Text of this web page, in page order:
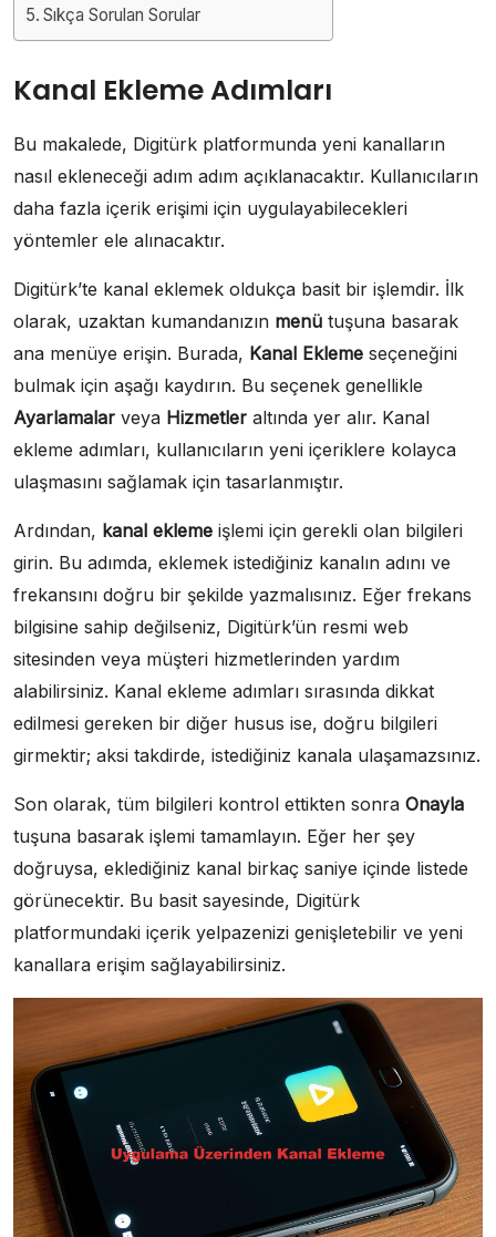
Sıkça Sorulan Sorular
Kanal Ekleme Adımları
Bu makalede, Digitürk platformunda yeni kanalların
nasıl ekleneceği adım adım açıklanacaktır. Kullanıcıların
daha fazla içerik erişimi için uygulayabilecekleri
yöntemler ele alınacaktır.
Digitürk’te kanal eklemek oldukça basit bir işlemdir. İlk
olarak, uzaktan kumandanızın menü tuşuna basarak
ana menüye erişin. Burada, Kanal Ekleme seçeneğini
bulmak için aşağı kaydırın. Bu seçenek genellikle
Ayarlamalar veya Hizmetler altında yer alır. Kanal
ekleme adımları, kullanıcıların yeni içeriklere kolayca
ulaşmasını sağlamak için tasarlanmıştır.
Ardından, kanal ekleme işlemi için gerekli olan bilgileri
girin. Bu adımda, eklemek istediğiniz kanalın adını ve
frekansını doğru bir şekilde yazmalısınız. Eğer frekans
bilgisine sahip değilseniz, Digitürk’ün resmi web
sitesinden veya müşteri hizmetlerinden yardım
alabilirsiniz. Kanal ekleme adımları sırasında dikkat
edilmesi gereken bir diğer husus ise, doğru bilgileri
girmektir; aksi takdirde, istediğiniz kanala ulaşamazsınız.
Son olarak, tüm bilgileri kontrol ettikten sonra Onayla
tuşuna basarak işlemi tamamlayın. Eğer her şey
doğruysa, eklediğiniz kanal birkaç saniye içinde listede
görünecektir. Bu basit sayesinde, Digitürk
platformundaki içerik yelpazenizi genişletebilir ve yeni
kanallara erişim sağlayabilirsiniz.